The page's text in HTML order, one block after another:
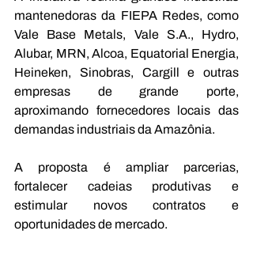
mantenedoras da FIEPA Redes, como
Vale Base Metals, Vale S.A., Hydro,
Alubar, MRN, Alcoa, Equatorial Energia,
Heineken, Sinobras, Cargill e outras
empresas de grande porte,
aproximando fornecedores locais das
demandas industriais da Amazônia.
A proposta é ampliar parcerias,
fortalecer cadeias produtivas e
estimular novos contratos e
oportunidades de mercado.